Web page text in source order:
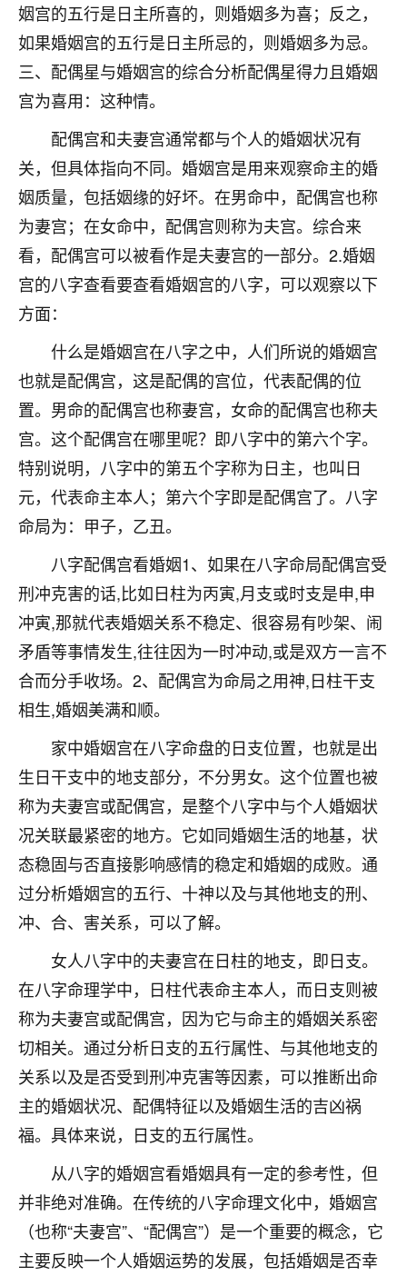
姻宫的五行是日主所喜的，则婚姻多为喜；反之，
如果婚姻宫的五行是日主所忌的，则婚姻多为忌。
三、配偶星与婚姻宫的综合分析配偶星得力且婚姻
宫为喜用：这种情。
配偶宫和夫妻宫通常都与个人的婚姻状况有
关，但具体指向不同。婚姻宫是用来观察命主的婚
姻质量，包括姻缘的好坏。在男命中，配偶宫也称
为妻宫；在女命中，配偶宫则称为夫宫。综合来
看，配偶宫可以被看作是夫妻宫的一部分。2.婚姻
宫的八字查看要查看婚姻宫的八字，可以观察以下
方面：
什么是婚姻宫在八字之中，人们所说的婚姻宫
也就是配偶宫，这是配偶的宫位，代表配偶的位
置。男命的配偶宫也称妻宫，女命的配偶宫也称夫
宫。这个配偶宫在哪里呢？即八字中的第六个字。
特别说明，八字中的第五个字称为日主，也叫日
元，代表命主本人；第六个字即是配偶宫了。八字
命局为：甲子，乙丑。
八字配偶宫看婚姻1、如果在八字命局配偶宫受
刑冲克害的话,比如日柱为丙寅,月支或时支是申,申
冲寅,那就代表婚姻关系不稳定、很容易有吵架、闹
矛盾等事情发生,往往因为一时冲动,或是双方一言不
合而分手收场。2、配偶宫为命局之用神,日柱干支
相生,婚姻美满和顺。
家中婚姻宫在八字命盘的日支位置，也就是出
生日干支中的地支部分，不分男女。这个位置也被
称为夫妻宫或配偶宫，是整个八字中与个人婚姻状
况关联最紧密的地方。它如同婚姻生活的地基，状
态稳固与否直接影响感情的稳定和婚姻的成败。通
过分析婚姻宫的五行、十神以及与其他地支的刑、
冲、合、害关系，可以了解。
女人八字中的夫妻宫在日柱的地支，即日支。
在八字命理学中，日柱代表命主本人，而日支则被
称为夫妻宫或配偶宫，因为它与命主的婚姻关系密
切相关。通过分析日支的五行属性、与其他地支的
关系以及是否受到刑冲克害等因素，可以推断出命
主的婚姻状况、配偶特征以及婚姻生活的吉凶祸
福。具体来说，日支的五行属性。
从八字的婚姻宫看婚姻具有一定的参考性，但
并非绝对准确。在传统的八字命理文化中，婚姻宫
（也称“夫妻宫”、“配偶宫”）是一个重要的概念，它
主要反映一个人婚姻运势的发展，包括婚姻是否幸
鹿森：你可以找老师看看，人有时不服命不行
啊！
太阳当空赵：我也做餐饮的，生意不算大，但
是我从找店开始都是找慧来老师跟进的，选
址、风水、还有开业日子，哪哪都看了，虽然
大环境不好，但是我家生意还可以，前几天又
刚找老师做了补财库，希望财运更好一点！
2小时前 来自海南 18
梦醒时分
我女儿高二叛逆，大半年不上学，一说她就要死要活
的，把我们两口子愁的不行，朋友给我推荐的慧来老
大学，只要能安安稳稳的把书读了，身体心理都健健
康康的我就很知足了！
鹿森：可怜天下父母心啊！
3小时前 来自河北 16
付深
我是公司人事调整，有升迁机会，但同时竞争的我们
三个，找老师的时候是抱着侥幸心理，没想到老师看
着我晋升有望，我半信半疑的按照老师建议，做了化
太岁还有一个发钱粮，本来年前的人事调整，拖到年
后，我以为都没戏了，结果开年一上班，开会提拔升
职第一个就是我，职务无所谓，主要是底薪加了
3000，非常开心，无论如何，感恩感谢！🙏🏻
鹿森：恭喜升职加薪！！，请客吗？�
12小时前 来自北京
心心相印
我身体不太好，总是病病殃殃的，去检查又没什么大
问题，反正就是不舒服。中医西医看遍了，找不到问
题，后来无意中看到有人推荐慧来老师，跟老师聊过
之后，心情豁然开朗，也听老师建议，处理了一些因
果问题。今年以来，身体比以前好多，主要是心情好
了，老师说境随心转，现在深有体会了。
触，首先就是心态会变好，万般皆是命，半点
不由人！
1天前 来自四川 9
金白水清
我也想找老师看看，有没有人给个联系方式的啊？
鹿森：慧来老师微信：gjsy0624
1天前 来自江西 12
青春168
我也想要，我也想要！
2天前 来自山西 15